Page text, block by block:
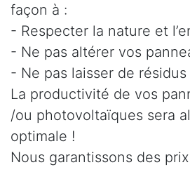
façon à :
- Respecter la nature et
- Ne pas altérer vos
- Ne pas laisser de résidus
La productivité de vos
/ou photovoltaïques sera
optimale !
Nous garantissons des